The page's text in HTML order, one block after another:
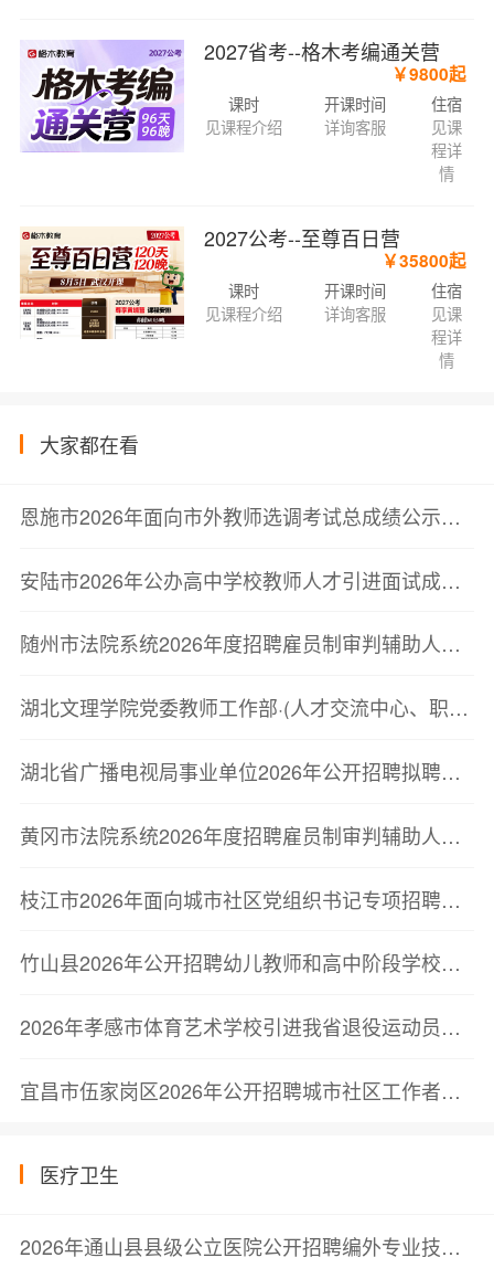
2027省考--格木考编通关营
￥9800起
课时
见课程介绍
开课时间
详询客服
住宿
见课
程详
情
2027公考--至尊百日营
￥35800起
课时
见课程介绍
开课时间
详询客服
住宿
见课
程详
情
大家都在看
恩施市2026年面向市外教师选调考试总成绩公示及体检工作安排
安陆市2026年公办高中学校教师人才引进面试成绩公示及入围人员体检考察公告
随州市法院系统2026年度招聘雇员制审判辅助人员拟聘用人员公示
湖北文理学院党委教师工作部·(人才交流中心、职改办)关于递补赵**进入体检考察环节的公告
湖北省广播电视局事业单位2026年公开招聘拟聘用人员公示
黄冈市法院系统2026年度招聘雇员制审判辅助人员职业技能测试公告
枝江市2026年面向城市社区党组织书记专项招聘事业单位工作人员面试成绩公告
竹山县2026年公开招聘幼儿教师和高中阶段学校教师面试成绩及总成绩公告
2026年孝感市体育艺术学校引进我省退役运动员面试公告
宜昌市伍家岗区2026年公开招聘城市社区工作者笔试成绩及最低合格分数线公告
医疗卫生
2026年通山县县级公立医院公开招聘编外专业技术人员拟聘用公示